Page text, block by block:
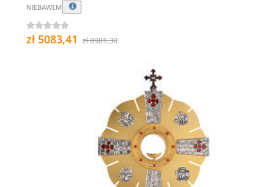
NIEBAWEM
zł 5083,41 zł 8981,30